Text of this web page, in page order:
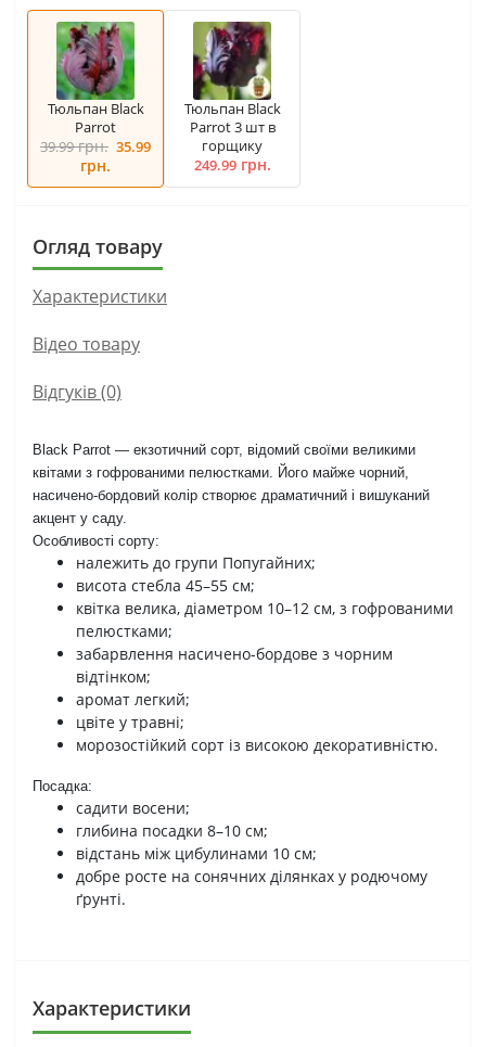
Тюльпан Black
Parrot
39.99грн. 35.99
грн.
Тюльпан Black
Parrot 3 шт в
горщику
249.99грн.
Огляд товару
Характеристики
Вiдео товару
Відгуків (0)
Black Parrot — екзотичний сорт, відомий своїми великими
квітами з гофрованими пелюстками. Його майже чорний,
насичено-бордовий колір створює драматичний і вишуканий
акцент у саду.
Особливості сорту:
належить до групи Попугайних;
висота стебла 45–55 см;
квітка велика, діаметром 10–12 см, з гофрованими
пелюстками;
забарвлення насичено-бордове з чорним
відтінком;
аромат легкий;
цвіте у травні;
морозостійкий сорт із високою декоративністю.
Посадка:
садити восени;
глибина посадки 8–10 см;
відстань між цибулинами 10 см;
добре росте на сонячних ділянках у родючому
ґрунті.
Характеристики